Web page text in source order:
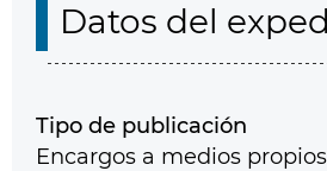
Datos del
Tipo de publicación
Encargos a medios propios